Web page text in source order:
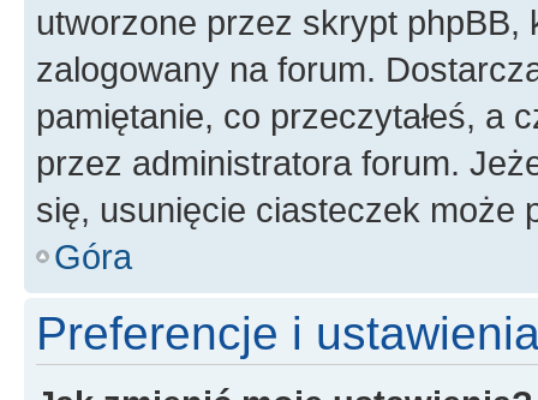
utworzone przez skrypt
zalogowany na forum.
pamiętanie, co przeczytałeś, a
przez administratora forum.
się, usunięcie ciasteczek może
Góra
Preferencje i